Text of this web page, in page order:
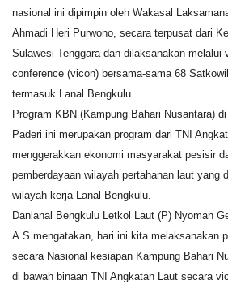
Informasi Journalism
Olahraga
Kesehatan
Layanan Publik
Perempuan/Anak
nasional ini dipimpin oleh Wakasal
Ahmadi Heri Purwono, secara terpusat dari
Sulawesi Tenggara dan dilaksanakan melalui
conference (vicon) bersama-sama 68
termasuk Lanal Bengkulu.
Program KBN (Kampung Bahari Nusantara)
Paderi ini merupakan program dari TNI
menggerakkan ekonomi masyarakat pesisir
pemberdayaan wilayah pertahanan laut yang
wilayah kerja Lanal Bengkulu.
Danlanal Bengkulu Letkol Laut (P) Nyoman
A.S mengatakan, hari ini kita melaksanakan
secara Nasional kesiapan Kampung Bahari
di bawah binaan TNI Angkatan Laut secara